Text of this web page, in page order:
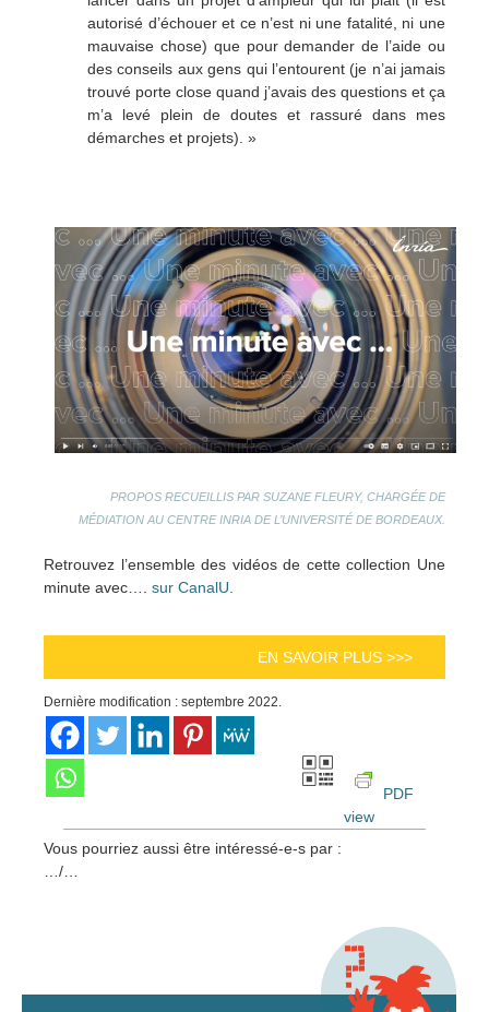
autorisé d’échouer et ce n’est ni une fatalité, ni une
mauvaise chose) que pour demander de l’aide ou
des conseils aux gens qui l’entourent (je n’ai jamais
trouvé porte close quand j’avais des questions et ça
m’a levé plein de doutes et rassuré dans mes
démarches et projets). »
PROPOS RECUEILLIS PAR SUZANE FLEURY, CHARGÉE DE
MÉDIATION AU CENTRE INRIA DE L’UNIVERSITÉ DE BORDEAUX.
Retrouvez l’ensemble des vidéos de cette collection Une
minute avec…. sur CanalU.
EN SAVOIR PLUS >>>
Dernière modification : septembre 2022.
PDF
view
Vous pourriez aussi être intéressé-e-s par :
…/…